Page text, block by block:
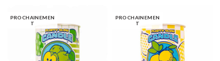
PROCHAINEMEN
T
PROCHAINEMEN
T